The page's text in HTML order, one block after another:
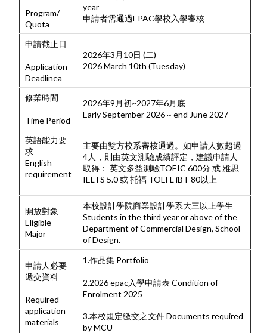
Program/
Quota
year
申請者需通過EPAC學校入學審核
申請截止日
Application
Deadlinea
2026年3月10日 (二)
2026 March 10th (Tuesday)
修業時間
Time Period
2026年9月初~2027年6月底
Early September 2026 ~ end June 2027
英語能力要
求
English
requirement
主要由雙方校系審核通過。如申請人數超過
4人，則由英文測驗成績評定，建議申請人
取得： 英文多益測驗TOEIC 600分 或 雅思
IELTS 5.0 或 托福 TOEFL iBT 80以上
開放對象
Eligible
Major
本校設計學院商業設計學系大三以上學生
Students in the third year or above of the
Department of Commercial Design, School
of Design.
申請人必要
遞交資料
Required
application
materials
1.作品集 Portfolio
2.2026 epac入學申請表 Condition of
Enrolment 2025
3.本校規定繳交之文件 Documents required
by MCU